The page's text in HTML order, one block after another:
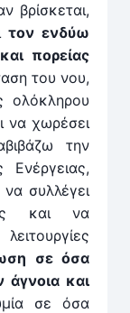
βρίσκεται,
τον ενδύω
πορείας
του νου,
ολόκληρου
να χωρέσει
την
συλλέγει
και να
σε όσα
και
σε όσα